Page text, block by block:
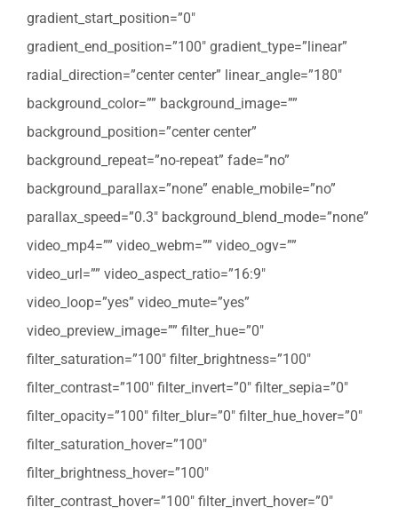
gradient_start_position=”0″
gradient_end_position=”100″ gradient_type=”linear”
radial_direction=”center center” linear_angle=”180″
background_color=”” background_image=””
background_position=”center center”
background_repeat=”no-repeat” fade=”no”
background_parallax=”none” enable_mobile=”no”
parallax_speed=”0.3″ background_blend_mode=”none”
video_mp4=”” video_webm=”” video_ogv=””
video_url=”” video_aspect_ratio=”16:9″
video_loop=”yes” video_mute=”yes”
video_preview_image=”” filter_hue=”0″
filter_saturation=”100″ filter_brightness=”100″
filter_contrast=”100″ filter_invert=”0″ filter_sepia=”0″
filter_opacity=”100″ filter_blur=”0″ filter_hue_hover=”0″
filter_saturation_hover=”100″
filter_brightness_hover=”100″
filter_contrast_hover=”100″ filter_invert_hover=”0″